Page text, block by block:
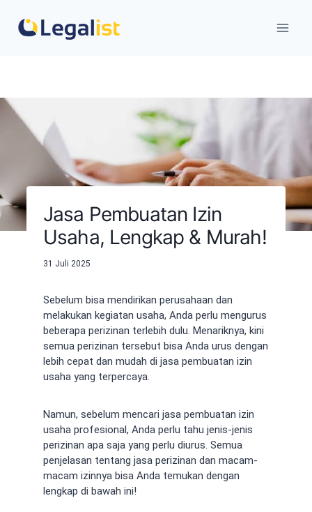
content
Jasa Pembuatan Izin
Usaha, Lengkap & Murah!
31 Juli 2025
Sebelum bisa mendirikan perusahaan dan
melakukan kegiatan usaha, Anda perlu mengurus
beberapa perizinan terlebih dulu. Menariknya, kini
semua perizinan tersebut bisa Anda urus dengan
lebih cepat dan mudah di jasa pembuatan izin
usaha yang terpercaya.
Namun, sebelum mencari jasa pembuatan izin
usaha profesional, Anda perlu tahu jenis-jenis
perizinan apa saja yang perlu diurus. Semua
penjelasan tentang jasa perizinan dan macam-
macam izinnya bisa Anda temukan dengan
lengkap di bawah ini!